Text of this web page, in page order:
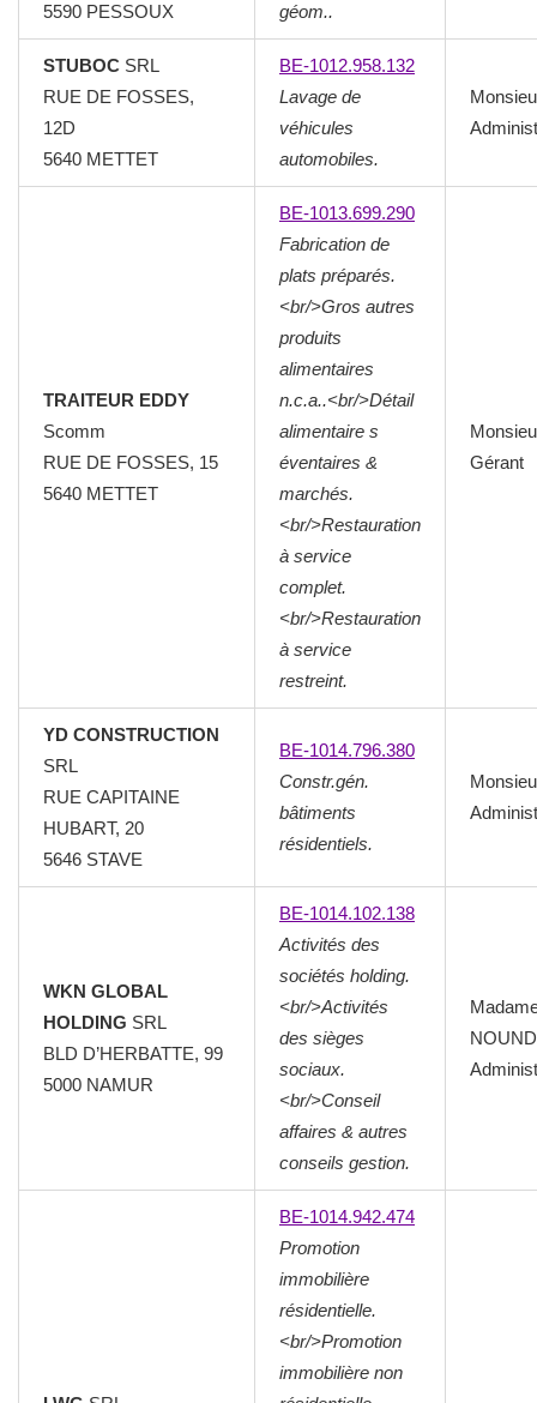
5590 PESSOUX
géom..
STUBOC SRL
RUE DE FOSSES,
12D
5640 METTET
BE-1012.958.132
Lavage de
véhicules
automobiles.
TRAITEUR EDDY
Scomm
RUE DE FOSSES, 15
5640 METTET
BE-1013.699.290
Fabrication de
plats préparés.
<br/>Gros autres
produits
alimentaires
n.c.a..<br/>Détail
alimentaire s
éventaires &
marchés.
<br/>Restauration
à service
complet.
<br/>Restauration
à service
restreint.
Gérant
YD CONSTRUCTION
SRL
RUE CAPITAINE
HUBART, 20
5646 STAVE
BE-1014.796.380
Constr.gén.
bâtiments
résidentiels.
WKN GLOBAL
HOLDING SRL
BLD D’HERBATTE, 99
5000 NAMUR
BE-1014.102.138
Activités des
sociétés holding.
<br/>Activités
des sièges
sociaux.
<br/>Conseil
affaires & autres
conseils gestion.
BE-1014.942.474
Promotion
immobilière
résidentielle.
<br/>Promotion
immobilière non